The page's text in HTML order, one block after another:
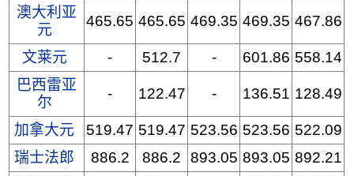
澳大利亚
元
465.65 465.65 469.35 469.35 467.86
文莱元 - 512.7 - 601.86 558.14
巴西雷亚
尔
- 122.47 - 136.51 128.49
加拿大元 519.47 519.47 523.56 523.56 522.09
瑞士法郎
886.2 886.2 893.05 893.05 892.21